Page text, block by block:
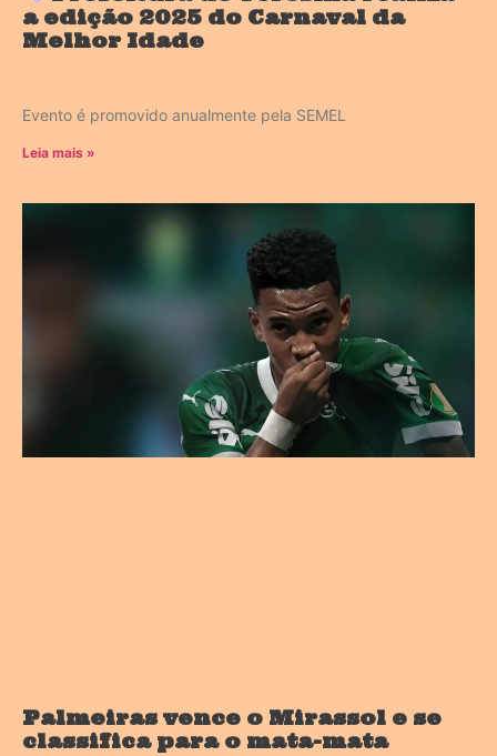
a edição 2025 do Carnaval da
Melhor Idade
Evento é promovido anualmente pela SEMEL
Leia mais »
Palmeiras vence o Mirassol e se
classifica para o mata-mata